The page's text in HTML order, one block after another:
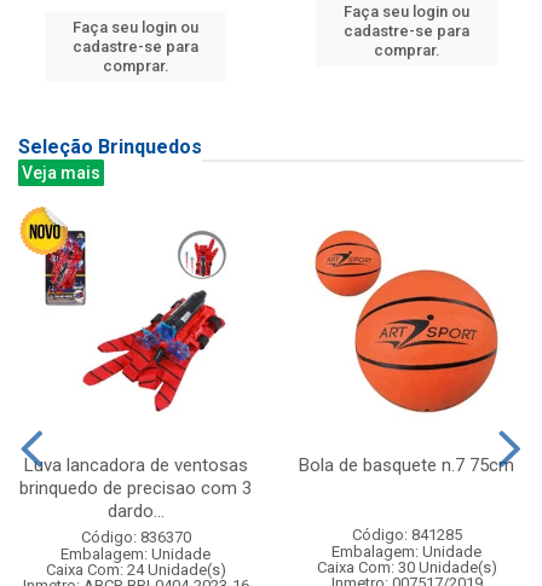
Faça seu login ou
cadastre-se para
comprar.
Faça seu login ou
cadastre-se para
comprar.
Seleção Brinquedos
Veja mais
Luva lancadora de ventosas
brinquedo de precisao com 3
dardo...
Código: 836370
Embalagem: Unidade
Caixa Com: 24 Unidade(s)
Bola de basquete n.7 75cm
Código: 841285
Embalagem: Unidade
Caixa Com: 30 Unidade(s)